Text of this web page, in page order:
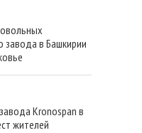
завода в Башкирии
Kronospan в
жителей